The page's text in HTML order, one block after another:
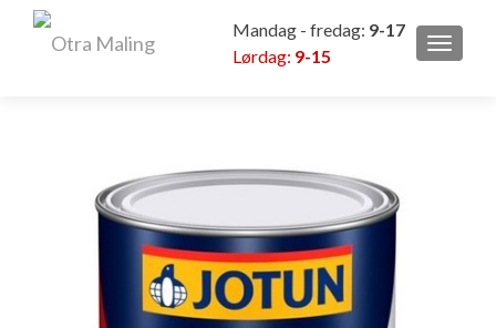
Mandag - fredag: 9-17
Lørdag: 9-15